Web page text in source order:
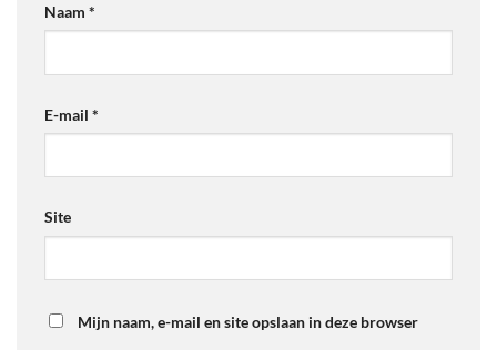
Naam *
E-mail *
Site
Mijn naam, e-mail en site opslaan in deze browser